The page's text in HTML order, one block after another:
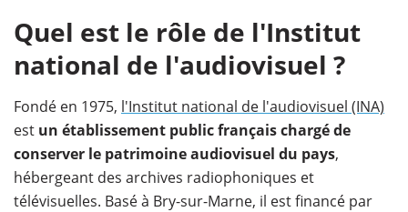
Quel est le rôle de l'Institut
national de l'audiovisuel ?
Fondé en 1975, l'Institut national de l'audiovisuel (INA)
est un établissement public françaischargé de
conserver le patrimoine audiovisuel du pays,
hébergeant des archives radiophoniques et
télévisuelles. Basé à Bry-sur-Marne, il est financé par